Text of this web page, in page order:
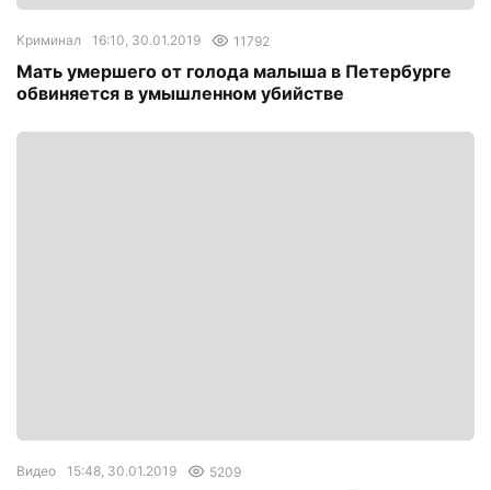
Криминал 16:10, 30.01.2019 11792
Мать умершего от голода малыша в Петербурге
обвиняется в умышленном убийстве
Видео 15:48, 30.01.2019 5209